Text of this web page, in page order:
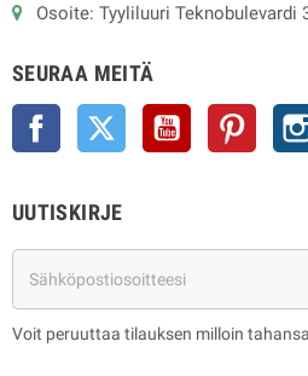
Osoite: Tyyliluuri Teknobulevardi
SEURAA MEITÄ
Facebook Twitter YouTube
UUTISKIRJE
Voit peruuttaa tilauksen milloin